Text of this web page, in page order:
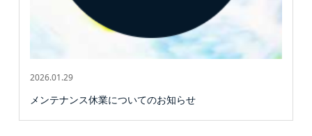
2026.01.29
メンテナンス休業についてのお知らせ